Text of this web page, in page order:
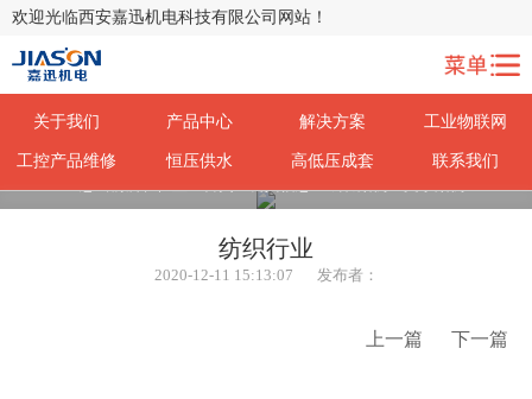
欢迎光临西安嘉迅机电科技有限公司网站！
关于我们 产品中心 解决方案 工业物联网
工控产品维修 恒压供水 高低压成套
联系我们
纺织行业
2020-12-11 15:13:07 发布者：
上一篇 下一篇